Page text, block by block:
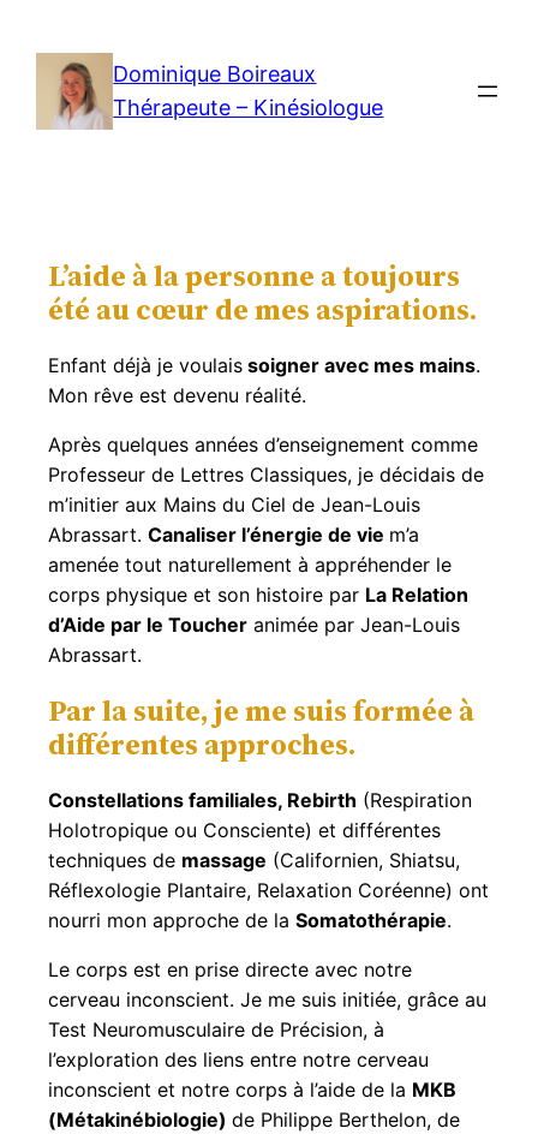
Dominique Boireaux
Thérapeute – Kinésiologue
L’aide à la personne a toujours
été au cœur de mes aspirations.
Enfant déjà je voulais soigner avec mes mains.
Mon rêve est devenu réalité.
Après quelques années d’enseignement comme
Professeur de Lettres Classiques, je décidais de
m’initier aux Mains du Ciel de Jean-Louis
Abrassart.Canaliser l’énergie de vie m’a
amenée tout naturellement à appréhender le
corps physique et son histoire par La Relation
d’Aide par le Toucher animée par Jean-Louis
Abrassart.
Par la suite, je me suis formée à
différentes approches.
Constellations familiales, Rebirth (Respiration
Holotropique ou Consciente) et différentes
techniques de massage (Californien, Shiatsu,
Réflexologie Plantaire, Relaxation Coréenne) ont
nourri mon approche de laSomatothérapie.
Le corps est en prise directe avec notre
cerveau inconscient. Je me suis initiée, grâce au
Test Neuromusculaire de Précision, à
l’exploration des liens entre notre cerveau
inconscient et notre corps à l’aide de la MKB
(Métakinébiologie)de Philippe Berthelon, de